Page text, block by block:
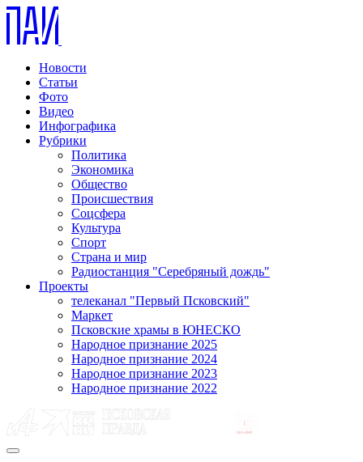
Новости
Статьи
Фото
Видео
Инфографика
Рубрики
Политика
Экономика
Общество
Происшествия
Соцсфера
Культура
Спорт
Страна и мир
Радиостанция "Серебряный дождь"
Проекты
телеканал "Первый Псковский"
Маркет
Псковские храмы в ЮНЕСКО
Народное признание 2025
Народное признание 2024
Народное признание 2023
Народное признание 2022